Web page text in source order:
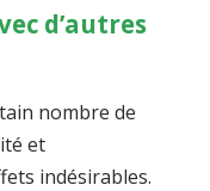
d’autres
nombre de
et
indésirables.